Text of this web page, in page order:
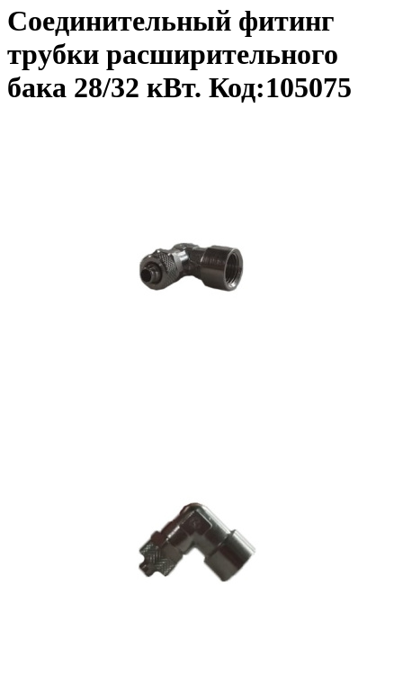
Соединительный фитинг
трубки расширительного
бака 28/32 кВт. Код:105075